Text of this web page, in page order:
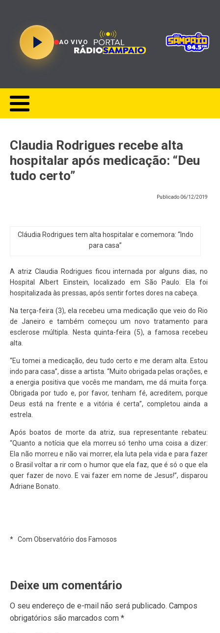
AO VIVO
Claudia Rodrigues recebe alta
hospitalar após medicação: “Deu
tudo certo”
Publicado 06/12/2019
Cláudia Rodrigues tem alta hospitalar e comemora: “Indo
para casa”
A atriz Claudia Rodrigues ficou internada por alguns dias, no
Hospital Albert Einstein, localizado em São Paulo. Ela foi
hospitalizada às pressas, após sentir fortes dores na cabeça.
Na terça-feira (3), ela recebeu uma medicação que veio do Rio
de Janeiro e também começou um novo tratamento para
esclerose múltipla. Nesta quinta-feira (5), a famosa recebeu
alta.
“Eu tomei a medicação, deu tudo certo e me deram alta. Estou
indo para casa”, disse a artista. “Muito obrigada pelas orações, e
a energia positiva que vocês me mandam, me dá muita força.
Obrigada por tudo e, por favor, tenham fé, acreditem, porque
Deus está na frente e a vitória é certa”, completou ainda a
estrela.
Após boatos de morte da atriz, sua representante rebateu:
“Quanto a notícia que ela morreu só tenho uma coisa a dizer:
Ela não morreu e não vai morrer, ela luta pela vida e para fazer
o Brasil voltar a rir com o humor que ela faz, que é só o que ela
quer fazer de novo. E vai fazer em nome de Jesus!”, disparou
Adriane Bonato.
* Com Observatório dos Famosos
Deixe um comentário
O seu endereço de e-mail não será publicado. Campos
obrigatórios são marcados com *